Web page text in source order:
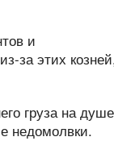
и
за этих
груза на
недомолвки.